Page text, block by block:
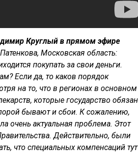
Круглый в прямом эфире
Московская область:
покупать за свои деньги.
Если да, то каков порядок
на то, что в регионах в основном
которые государство
бывают и сбои. К сожалению,
очень актуальная проблема. Этот
Действительно, были
что специальных компенсаций тут